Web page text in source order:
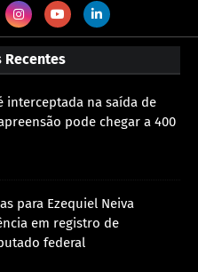
Recentes
interceptada na saída de
pode chegar a 400
para Ezequiel Neiva
em registro de
federal